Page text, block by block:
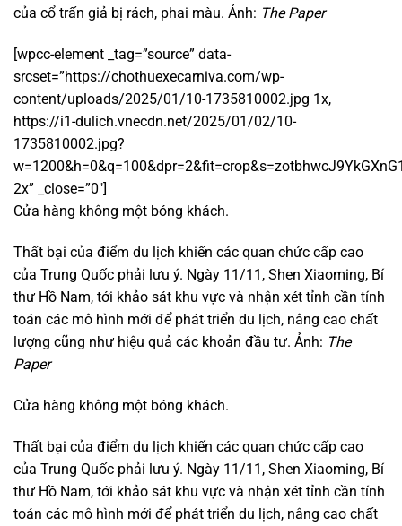
của cổ trấn giả bị rách, phai màu. Ảnh: The Paper
[wpcc-element _tag=”source” data-
srcset=”https://chothuexecarniva.com/wp-
content/uploads/2025/01/10-1735810002.jpg 1x,
https://i1-dulich.vnecdn.net/2025/01/02/10-
1735810002.jpg?
2x” _close=”0″]
Cửa hàng không một bóng khách.
Thất bại của điểm du lịch khiến các quan chức cấp cao
của Trung Quốc phải lưu ý. Ngày 11/11, Shen Xiaoming, Bí
thư Hồ Nam, tới khảo sát khu vực và nhận xét tỉnh cần tính
toán các mô hình mới để phát triển du lịch, nâng cao chất
lượng cũng như hiệu quả các khoản đầu tư. Ảnh: The
Paper
Cửa hàng không một bóng khách.
Thất bại của điểm du lịch khiến các quan chức cấp cao
của Trung Quốc phải lưu ý. Ngày 11/11, Shen Xiaoming, Bí
thư Hồ Nam, tới khảo sát khu vực và nhận xét tỉnh cần tính
toán các mô hình mới để phát triển du lịch, nâng cao chất